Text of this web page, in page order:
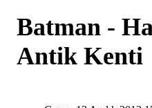
Batman -
Antik Kenti